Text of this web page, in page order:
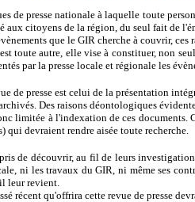
de presse nationale à laquelle toute
aux citoyens de la région, du seul fait de
que le GIR cherche à couvrir,
toute autre, elle vise à constituer, non
par la presse locale et régionale les
de presse est celui de la présentation
Des raisons déontologiques
limitée à l'indexation de ces documents.
qui devraient rendre aisée toute recherche.
de découvrir, au fil de leurs
ni les travaux du GIR, ni même ses
leur revient.
récent qu'offrira cette revue de presse